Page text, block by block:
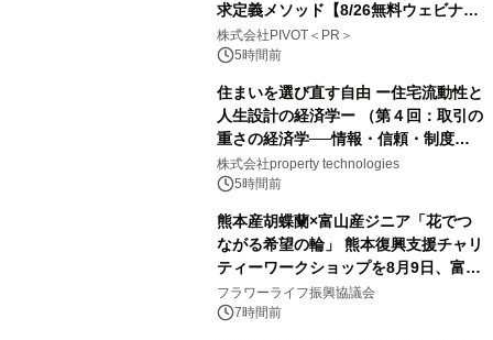
求定義メソッド【8/26無料ウェビナ
ー】株式会社PIVOT
株式会社PIVOT＜PR＞
5時間前
住まいを選び直す自由 ー住宅流動性と
人生設計の経済学ー （第４回：取引の
重さの経済学──情報・信頼・制度を
PropTechはどう組み替えるか）｜
PropTech-Lab
株式会社property technologies
5時間前
熊本産胡蝶蘭×富山産ジニア「花でつ
ながる希望の輪」 熊本復興支援チャリ
ティーワークショップを8月9日、富
山・射水で開催
フラワーライフ振興協議会
7時間前